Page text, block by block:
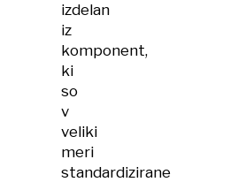
izdelan
iz
komponent,
ki
so
v
veliki
meri
standardizirane